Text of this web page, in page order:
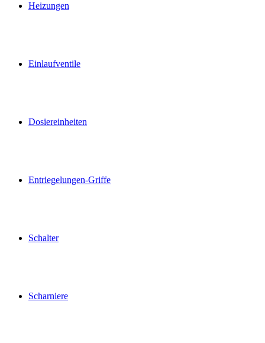
Heizungen
Einlaufventile
Dosiereinheiten
Entriegelungen-Griffe
Schalter
Scharniere